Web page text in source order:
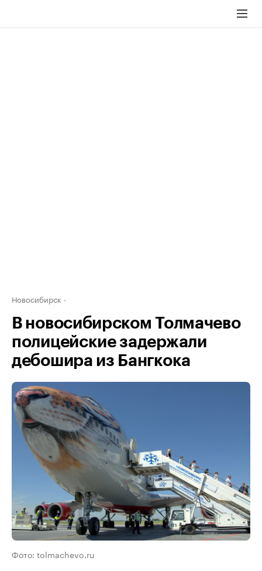
Новосибирск
В новосибирском Толмачево
полицейские задержали
дебошира из Бангкока
Фото: tolmachevo.ru